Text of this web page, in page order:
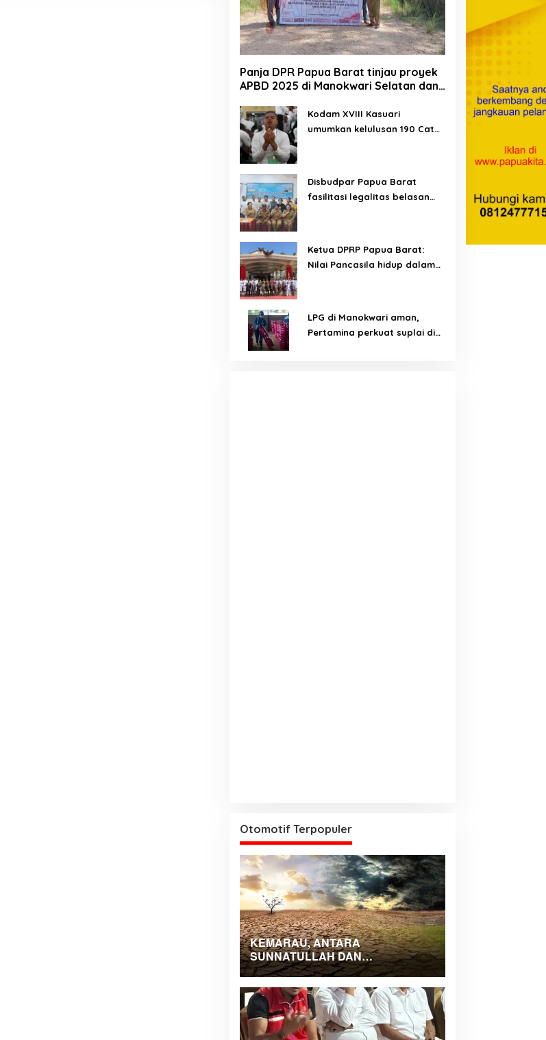
Panja DPR Papua Barat tinjau proyek
APBD 2025 di Manokwari Selatan dan
Kodam XVIII Kasuari
umumkan kelulusan 190 Cata
Disbudpar Papua Barat
fasilitasi legalitas belasan
Ketua DPRP Papua Barat:
Nilai Pancasila hidup dalam
LPG di Manokwari aman,
Pertamina perkuat suplai di
Otomotif Terpopuler
KEMARAU, ANTARA
SUNNATULLAH DAN
MUHASABAH